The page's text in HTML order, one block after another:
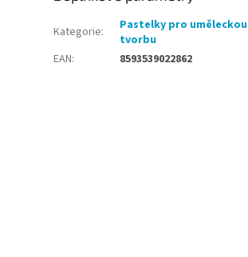
Kategorie:
Pastelky pro uměleckou
tvorbu
EAN: 8593539022862